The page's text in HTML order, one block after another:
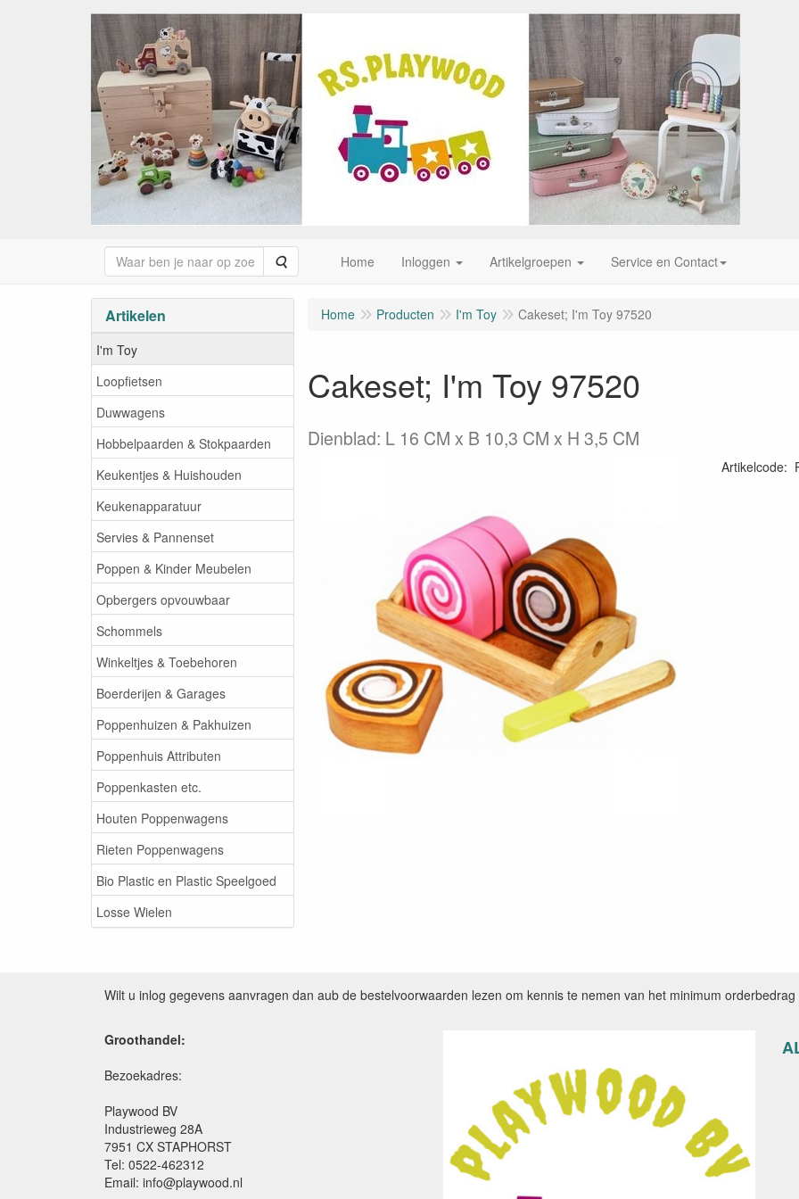
Zoeken Home Inloggen Artikelgroepen Service en Contact
Artikelen
I'm Toy
Loopfietsen
Duwwagens
Hobbelpaarden & Stokpaarden
Keukentjes & Huishouden
Keukenapparatuur
Servies & Pannenset
Poppen & Kinder Meubelen
Opbergers opvouwbaar
Schommels
Winkeltjes & Toebehoren
Boerderijen & Garages
Poppenhuizen & Pakhuizen
Poppenhuis Attributen
Poppenkasten etc.
Houten Poppenwagens
Rieten Poppenwagens
Bio Plastic en Plastic Speelgoed
Losse Wielen
Home Producten I'm Toy Cakeset; I'm Toy 97520
Cakeset; I'm Toy 97520
Dienblad: L 16 CM x B 10,3 CM x H 3,5 CM
Artikelcode:
Wilt u inlog gegevens aanvragen dan aub de bestelvoorwaarden lezen om kennis te nemen van het minimum
Groothandel:
Bezoekadres:
Playwood BV
Industrieweg 28A
7951 CX STAPHORST
Tel: 0522-462312
Email: info@playwood.nl